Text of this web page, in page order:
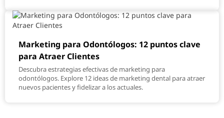
Marketing para Odontólogos: 12 puntos clave
para Atraer Clientes
Descubra estrategias efectivas de marketing para
odontólogos. Explore 12 ideas de marketing dental para atraer
nuevos pacientes y fidelizar a los actuales.